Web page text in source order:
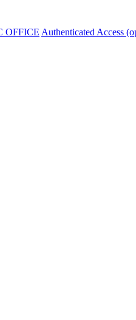
OFFICE Authenticated Access